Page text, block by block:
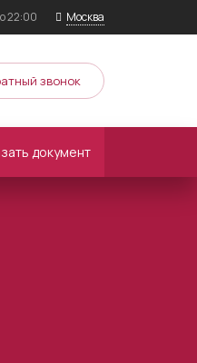
22:00 Москва
звонок
документ